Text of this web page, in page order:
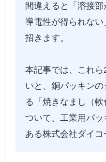
間違えると「溶接
導電性が得られな
招きます。
本記事では、これ
いと、銅パッキン
る「焼きなまし（
ついて、工業用パ
ある株式会社ダイコ